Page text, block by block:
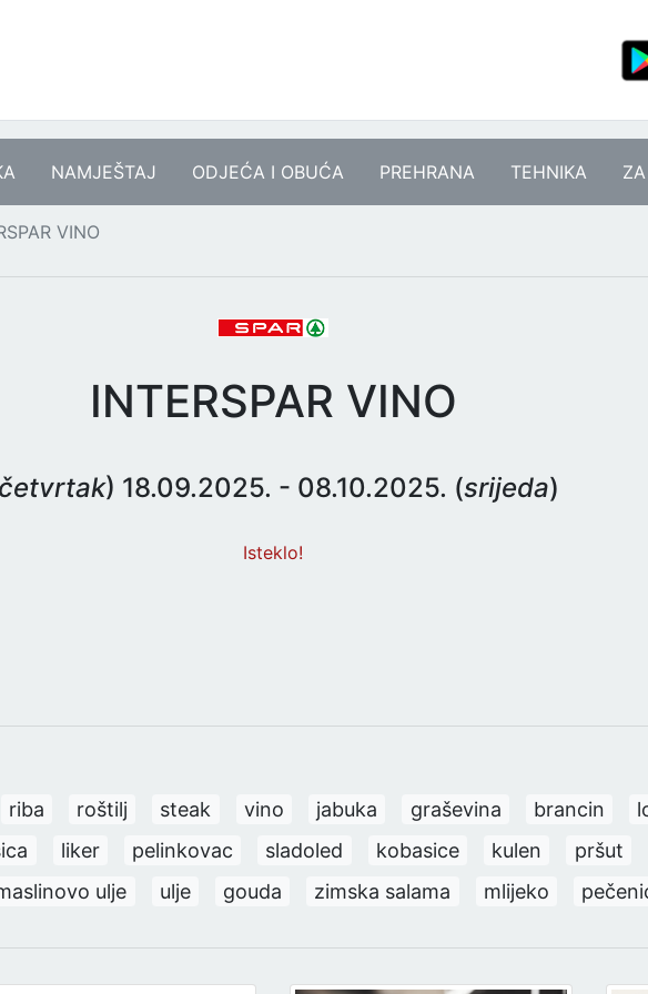
NAMJEŠTAJ ODJEĆA I OBUĆA PREHRANA TEHNIKA
VINO
INTERSPAR VINO
četvrtak) 18.09.2025. - 08.10.2025. (srijeda)
Isteklo!
riba roštilj steak vino jabuka graševina brancin
liker pelinkovac sladoled kobasice kulen pršut
ulje ulje gouda zimska salama mlijeko